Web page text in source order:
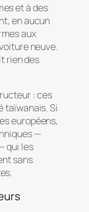
et à des
en aucun
aux
neuve.
rien des
: ces
taïwanais. Si
européens,
—
qui les
sans